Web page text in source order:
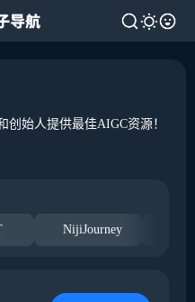
创始人提供最佳AIGC资源！
NijiJourney